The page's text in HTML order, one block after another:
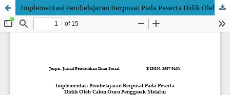
Implementasi Pembelajaran Berpusat Pada Peserta Didik Oleh Calon Guru Penggerak Melalui Bimbingan Guru Praktisi